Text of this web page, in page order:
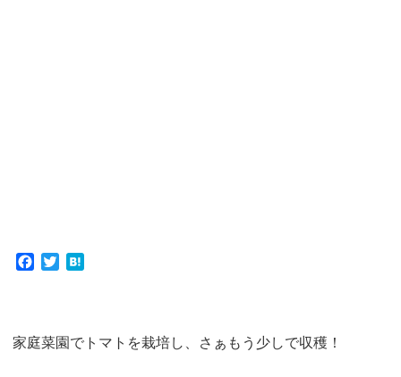
b
o
t
e
a
家庭菜園でトマトを栽培し、さぁもう少しで収穫！